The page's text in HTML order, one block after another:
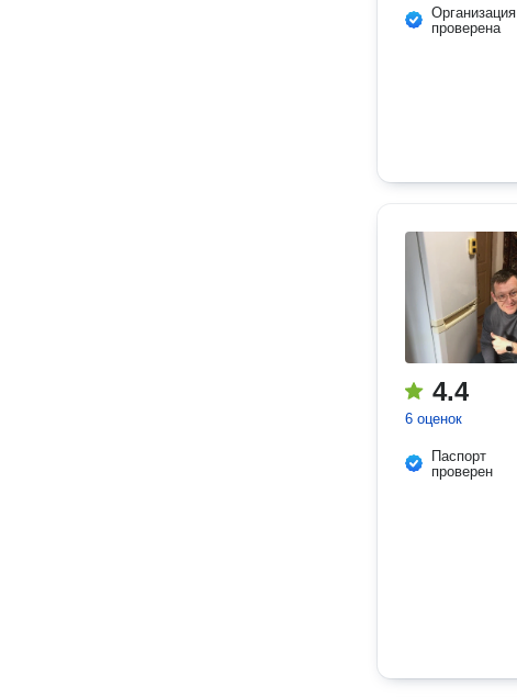
Организация
проверена
4.4
6 оценок
Паспорт
проверен